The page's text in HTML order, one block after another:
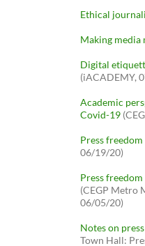
Ethical
Making media
Digital
(iACADEMY,
Academic
Covid-19
Press
06/19/20)
Press
(CEGP Metro
06/05/20)
Notes on
Town Hall: